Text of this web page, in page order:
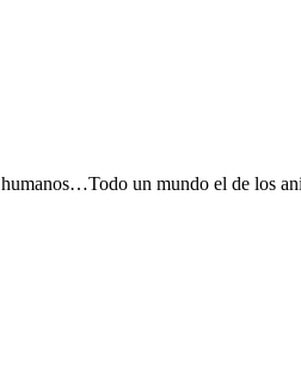
un mundo el de los